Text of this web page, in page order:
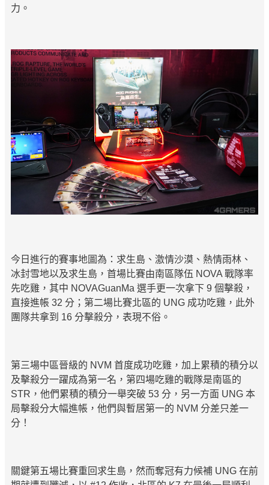
力。
今日進行的賽事地圖為：求生島、激情沙漠、熱情雨林、
冰封雪地以及求生島，首場比賽由南區隊伍 NOVA 戰隊率
先吃雞，其中 NOVAGuanMa 選手更一次拿下 9 個擊殺，
直接進帳 32 分；第二場比賽北區的 UNG 成功吃雞，此外
團隊共拿到 16 分擊殺分，表現不俗。
第三場中區晉級的 NVM 首度成功吃雞，加上累積的積分以
及擊殺分一躍成為第一名，第四場吃雞的戰隊是南區的
STR，他們累積的積分一舉突破 53 分，另一方面 UNG 本
局擊殺分大幅進帳，他們與暫居第一的 NVM 分差只差一
分！
關鍵第五場比賽重回求生島，然而奪冠有力候補 UNG 在前